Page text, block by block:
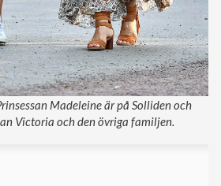
Madeleine är på Solliden och
Victoria och den övriga familjen.